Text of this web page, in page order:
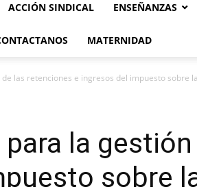
ACCIÓN SINDICAL ENSEÑANZAS
MATERNIDAD
las retenciones e ingresos del impuesto
la
sobre